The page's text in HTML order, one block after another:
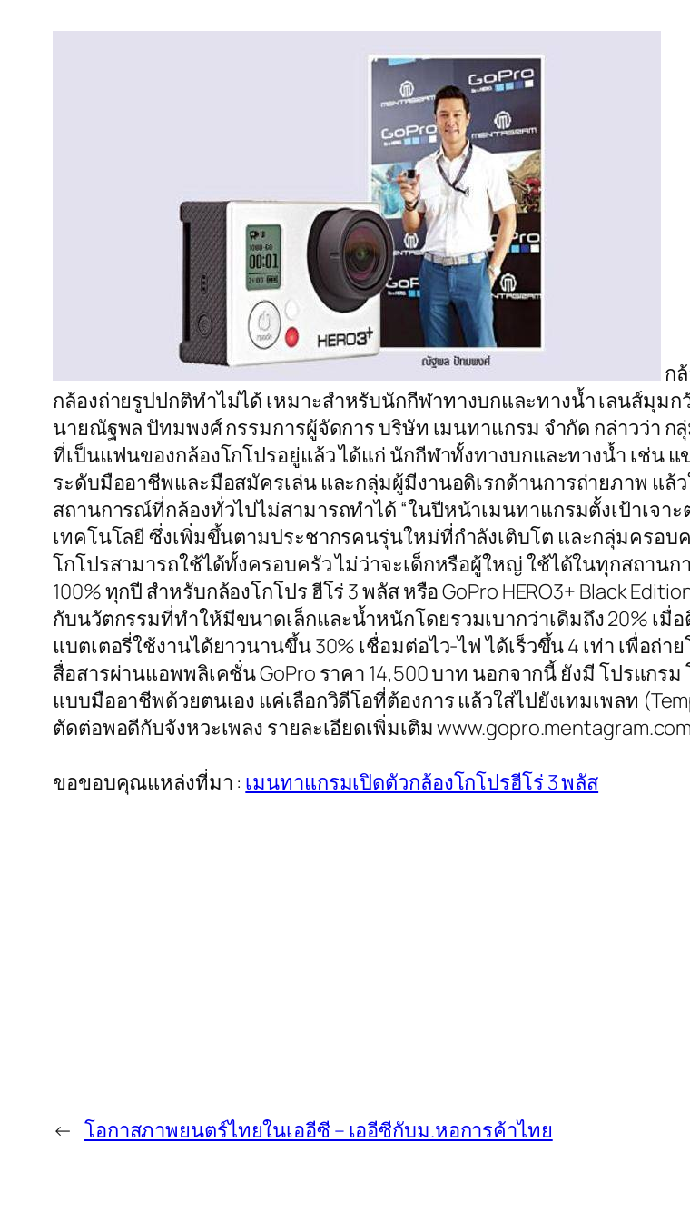
ก
กล้องถ่ายรูปปกติทำไม่ได้ เหมาะสำหรับนักกีฬาทางบกและทางนํ้า เลนส์มุ
นายณัฐพล ปัทมพงศ์ กรรมการผู้จัดการ บริษัท เมนทาแกรม จำกัด กล่าวว่า ก
ที่เป็นแฟนของกล้องโกโปรอยู่แล้ว ได้แก่ นักกีฬาทั้งทางบกและทางนํ้า เช่น แ
ระดับมืออาชีพและมือสมัครเล่น และกลุ่มผู้มีงานอดิเรกด้านการถ่ายภาพ แ
สถานการณ์ที่กล้องทั่วไปไม่สามารถทำได้ “ในปีหน้าเมนทาแกรมตั้งเป้าเจ
เทคโนโลยี ซึ่งเพิ่มขึ้นตามประชากรคนรุ่นใหม่ที่กำลังเติบโต และกลุ่มครอบ
โกโปรสามารถใช้ได้ทั้งครอบครัว ไม่ว่าจะเด็กหรือผู้ใหญ่ ใช้ได้ในทุกสถาน
100% ทุกปี สำหรับกล้องโกโปร ฮีโร่ 3 พลัส หรือ GoPro HERO3+ Black
กับนวัตกรรมที่ทำให้มีขนาดเล็กและนํ้าหนักโดยรวมเบากว่าเดิมถึง 20% เมื่
แบตเตอรี่ใช้งานได้ยาวนานขึ้น 30% เชื่อมต่อไว-ไฟ ได้เร็วขึ้น 4 เท่า เพื่อ
สื่อสารผ่านแอพพลิเคชั่น GoPro ราคา 14,500 บาท นอกจากนี้ ยังมี โปรแกร
แบบมืออาชีพด้วยตนเอง แค่เลือกวิดีโอที่ต้องการ แล้วใส่ไปยังเทมเพลท
ตัดต่อพอดีกับจังหวะเพลง รายละเอียดเพิ่มเติม www.gopro.mentagram.com
ขอขอบคุณแหล่งที่มา : เมนทาแกรมเปิดตัวกล้องโกโปรฮีโร่ 3 พลัส
← โอกาสภาพยนตร์ไทยในเออีซี – เออีซีกับม.หอการค้าไทย